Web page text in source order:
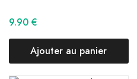
9.90 €
Ajouter au panier